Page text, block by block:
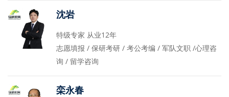
沈岩
特级专家 从业12年
志愿填报 / 保研考研 / 考公考编 / 军队文职 /心理咨
询 / 留学咨询
栾永春